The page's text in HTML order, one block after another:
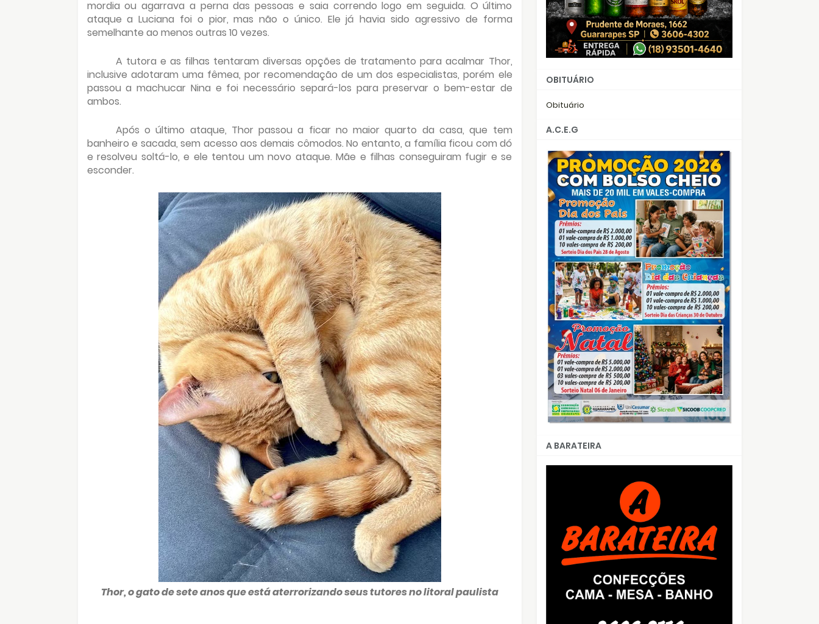
mordia ou agarrava a perna das pessoas e saia correndo logo em seguida. O último
ataque a Luciana foi o pior, mas não o único. Ele já havia sido agressivo de forma
semelhante ao menos outras 10 vezes.
A tutora e as filhas tentaram diversas opções de tratamento para acalmar Thor,
inclusive adotaram uma fêmea, por recomendação de um dos especialistas, porém ele
passou a machucar Nina e foi necessário separá-los para preservar o bem-estar de
ambos.
Após o último ataque, Thor passou a ficar no maior quarto da casa, que tem
banheiro e sacada, sem acesso aos demais cômodos. No entanto, a família ficou com dó
e resolveu soltá-lo, e ele tentou um novo ataque. Mãe e filhas conseguiram fugir e se
esconder.
Thor, o gato de sete anos que está aterrorizando seus tutores no litoral paulista
OBITUÁRIO
Obituário
A.C.E.G
A BARATEIRA